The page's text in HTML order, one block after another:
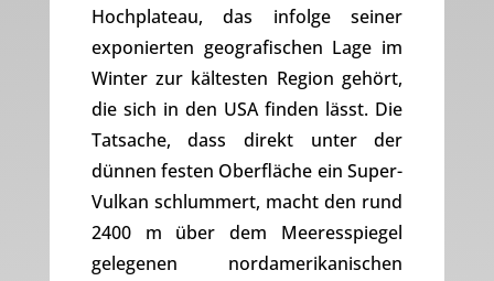
Hochplateau, das infolge seiner
exponierten geografischen Lage im
Winter zur kältesten Region gehört,
die sich in den USA finden lässt. Die
Tatsache, dass direkt unter der
dünnen festen Oberfläche ein Super-
Vulkan schlummert, macht den rund
2400 m über dem Meeresspiegel
gelegenen nordamerikanischen